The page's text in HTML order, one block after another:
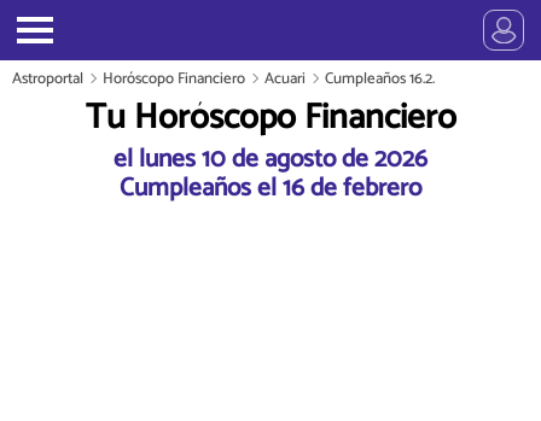
Astroportal Horóscopo Financiero Acuari Cumpleaños 16.2.
Tu Horóscopo Financiero
el lunes 10 de agosto de 2026
Cumpleaños el 16 de febrero